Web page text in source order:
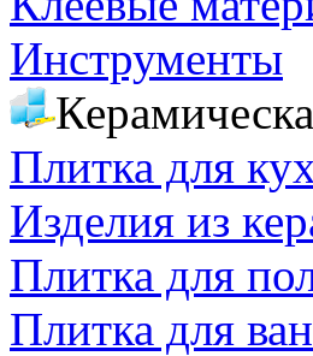
Инструменты
Плитка для
Изделия из
Плитка для
Плитка для